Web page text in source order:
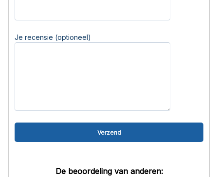
Je recensie (optioneel)
De beoordeling van anderen: